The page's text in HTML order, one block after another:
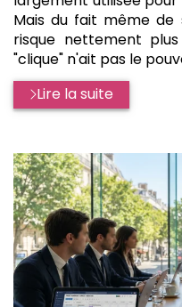
Mais du fait même
risque nettement
"clique" n'ait pas le
Lire la suite